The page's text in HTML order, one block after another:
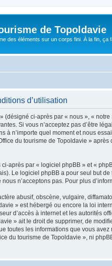
de Topoldavie
des éléments sur un corps fini. À la fin, ça
d’utilisation
(désigné ci-après par « nous », «
Si vous n’acceptez pas d’être
à n’importe quel moment et nous
du tourisme de Topoldavie »
après par « logiciel phpBB » et «
Le logiciel phpBB a pour seul but
n’acceptons pas. Pour plus
abusif, obscène, vulgaire,
» est hébergé ou encore la loi
d’accès à internet et les autorités
» ait le droit de supprimer, de
toutes les informations que vous
du tourisme de Topoldavie », ni